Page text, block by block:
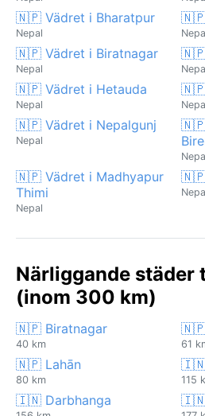
🇳🇵 Vädret i Bharatpur
Nepal
🇳🇵
🇳🇵 Vädret i Biratnagar
Nepal
🇳🇵
🇳🇵 Vädret i Hetauda
Nepal
🇳🇵
🇳🇵 Vädret i Nepalgunj
Nepal
🇳🇵
🇳🇵 Vädret i Madhyapur
Thimi
Nepal
🇳🇵
Närliggande städer
(inom 300 km)
🇳🇵 Biratnagar
40 km
🇳🇵
61
🇳🇵 Lahān
80 km
🇮🇳
115
🇮🇳 Darbhanga 🇮🇳